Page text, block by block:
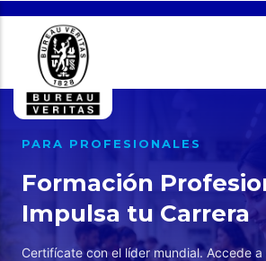
contenido
principal
PARA PROFESIONALES
Formación
Impulsa tu Carrera
Certifícate con el líder mundial. Accede